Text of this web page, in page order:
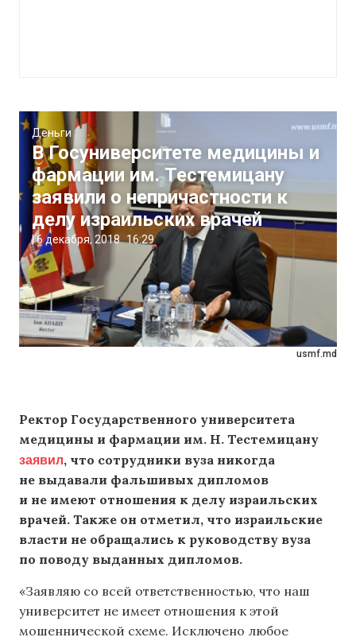
usmf.md
Деньги
В Госуниверситете медицины и
фармации им. Тестемицану
заявили о непричастности к
делу израильских врачей
|6 декабря, 2018 16:29
Ректор Государственного университета
медицины и фармации им. Н. Тестемицану
заявил, что сотрудники вуза никогда
не выдавали фальшивых дипломов
и не имеют отношения к делу израильских
врачей. Также он отметил, что израильские
власти не обращались к руководству вуза
по поводу выданных дипломов.
«Заявляю со всей ответственностью, что наш
университет не имеет отношения к этой
мошеннической схеме. Исключено любое